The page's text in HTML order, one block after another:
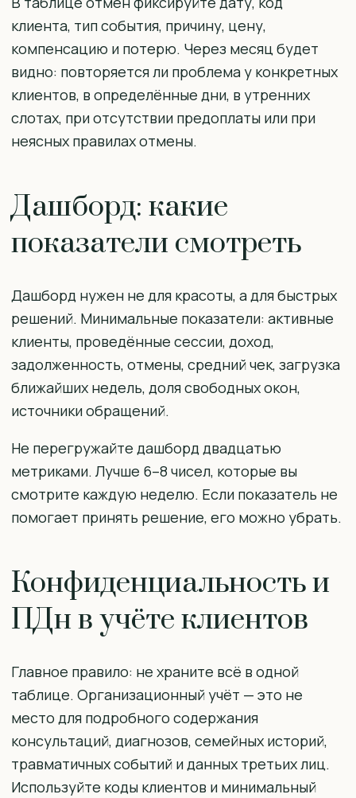
клиента, тип события, причину, цену,
компенсацию и потерю. Через месяц будет
видно: повторяется ли проблема у конкретных
клиентов, в определённые дни, в утренних
слотах, при отсутствии предоплаты или при
неясных правилах отмены.
Дашборд: какие
показатели смотреть
Дашборд нужен не для красоты, а для быстрых
решений. Минимальные показатели: активные
клиенты, проведённые сессии, доход,
задолженность, отмены, средний чек, загрузка
ближайших недель, доля свободных окон,
источники обращений.
Не перегружайте дашборд двадцатью
метриками. Лучше 6–8 чисел, которые вы
смотрите каждую неделю. Если показатель не
помогает принять решение, его можно убрать.
Конфиденциальность и
ПДн в учёте клиентов
Главное правило: не храните всё в одной
таблице. Организационный учёт — это не
место для подробного содержания
консультаций, диагнозов, семейных историй,
травматичных событий и данных третьих лиц.
Используйте коды клиентов и минимальный